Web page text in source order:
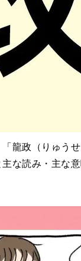
龍政（りゅう
な読み・主な